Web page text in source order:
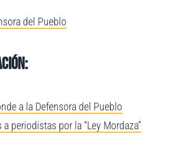
del Pueblo
a la Defensora del Pueblo
periodistas por la “Ley Mordaza”